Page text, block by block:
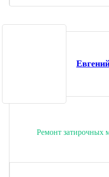
Ремонт затирочных